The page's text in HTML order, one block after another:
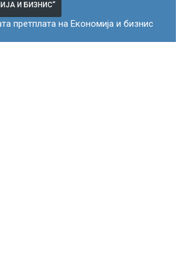
И БИЗНИС“
претплата на Економија и бизнис